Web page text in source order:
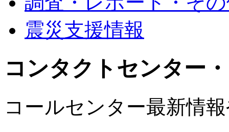
震災支援情報
コンタクトセンター
コールセンター最新情